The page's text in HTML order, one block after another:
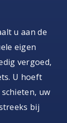
u aan de
eigen
vergoed,
U hoeft
uw
bij